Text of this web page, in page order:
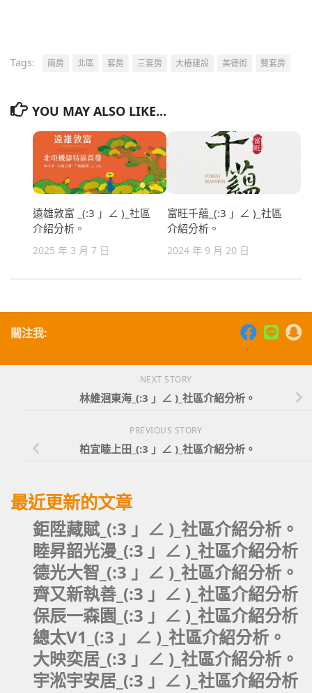
Tags: 兩房 北區 套房 三套房 大樁建設 美德街 雙套房
YOU MAY ALSO LIKE...
遠雄敦富 _(:3 」∠ )_社區
介紹分析。
2025 年 3 月 7 日
富旺千蘊_(:3 」∠ )_社區
介紹分析。
2024 年 9 月 20 日
關注我:
NEXT STORY
林維洄東海_(:3 」∠ )_社區介紹分析。
PREVIOUS STORY
柏宜睦上田_(:3 」∠ )_社區介紹分析。
最近更新的文章
鉅陞藏賦_(:3 」∠ )_社區介紹分析。
睦昇韶光漫_(:3 」∠ )_社區介紹分析
德光大智_(:3 」∠ )_社區介紹分析。
齊又新執善_(:3 」∠ )_社區介紹分析
保辰一森園_(:3 」∠ )_社區介紹分析
總太V1_(:3 」∠ )_社區介紹分析。
大映奕居_(:3 」∠ )_社區介紹分析。
宇淞宇安居_(:3 」∠ )_社區介紹分析